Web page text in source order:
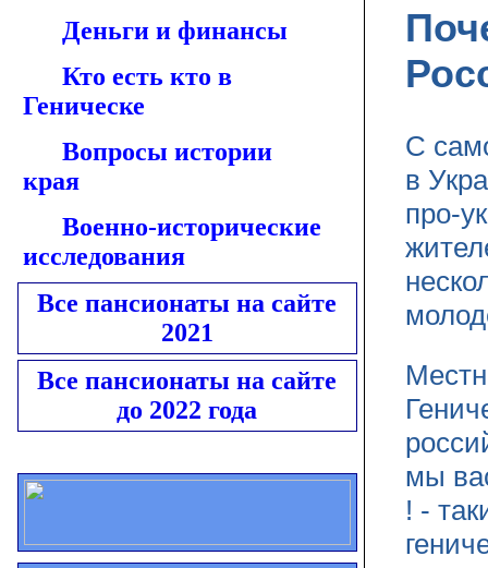
Деньги и финансы
Кто есть кто в
Геническе
Вопросы истории
края
Военно-исторические
исследования
Все пансионаты на сайте
2021
Все пансионаты на сайте
до 2022 года
С
в
про-
мы
! -